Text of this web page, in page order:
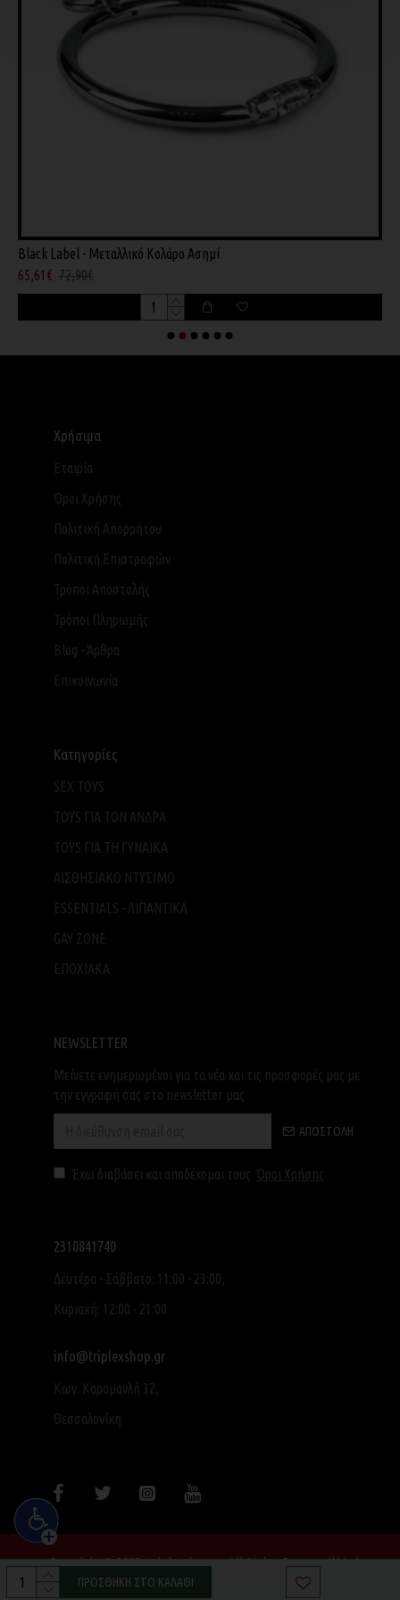
ΠΡΟΣΘΉΚΗ ΣΤΟ ΚΑΛΆΘΙ
Black Label - Μεταλλικό Κολάρο Ασημί
65,61€ 72,90€
Χρήσιμα
Εταιρία
Όροι Χρήσης
Πολιτική Απορρήτου
Πολιτική Επιστροφών
Τρόποι Αποστολής
Τρόποι Πληρωμής
Blog - Άρθρα
Επικοινωνία
Κατηγορίες
SEX TOYS
TOYS ΓΙΑ ΤΟΝ ΑΝΔΡΑ
TOYS ΓΙΑ ΤH ΓΥΝΑΙΚΑ
ΑΙΣΘΗΣΙΑΚΟ ΝΤΥΣΙΜΟ
ESSENTIALS - ΛΙΠΑΝΤΙΚΑ
GAY ZONE
ΕΠΟΧΙΑΚΑ
NEWSLETTER
Μείνετε ενημερωμένοι για τα νέα και τις προσφορές μας με
την εγγραφή σας στο newsletter μας
ΑΠΟΣΤΟΛΉ
Έχω διαβάσει και αποδέχομαι τους Όροι Χρήσης
2310841740
Δευτέρα - Σάββατο: 11:00 - 23:00,
Κυριακή: 12:00 - 21:00
info@triplexshop.gr
Κων. Καραμανλή 32,
Θεσσαλονίκη
Copyright © 2022, triplexshop.gr, All Rights Reserved|Made
with ❤ by SocialME